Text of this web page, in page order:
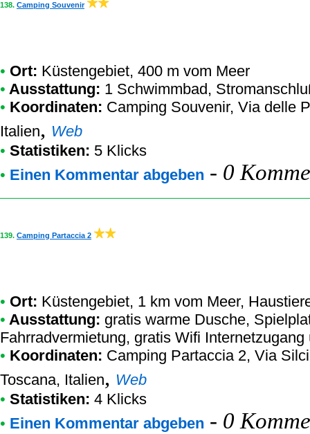
138. Camping Souvenir
• Ort: Küstengebiet, 400 m vom Meer
• Ausstattung: 1 Schwimmbad,
• Koordinaten: Camping Souvenir, Via delle
Italien, Web
• Statistiken: 5 Klicks
• Einen Kommentar abgeben - 0
139. Camping Partaccia 2
• Ort: Küstengebiet, 1 km vom Meer,
• Ausstattung: gratis warme Dusche,
Fahrradvermietung, gratis Wifi Internetzugang
• Koordinaten: Camping Partaccia 2, Via
Toscana, Italien, Web
• Statistiken: 4 Klicks
• Einen Kommentar abgeben - 0